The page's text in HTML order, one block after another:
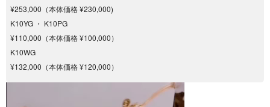
¥253,000（本体価格 ¥230,000)
K10YG ・ K10PG
¥110,000（本体価格 ¥100,000）
K10WG
¥132,000（本体価格 ¥120,000）